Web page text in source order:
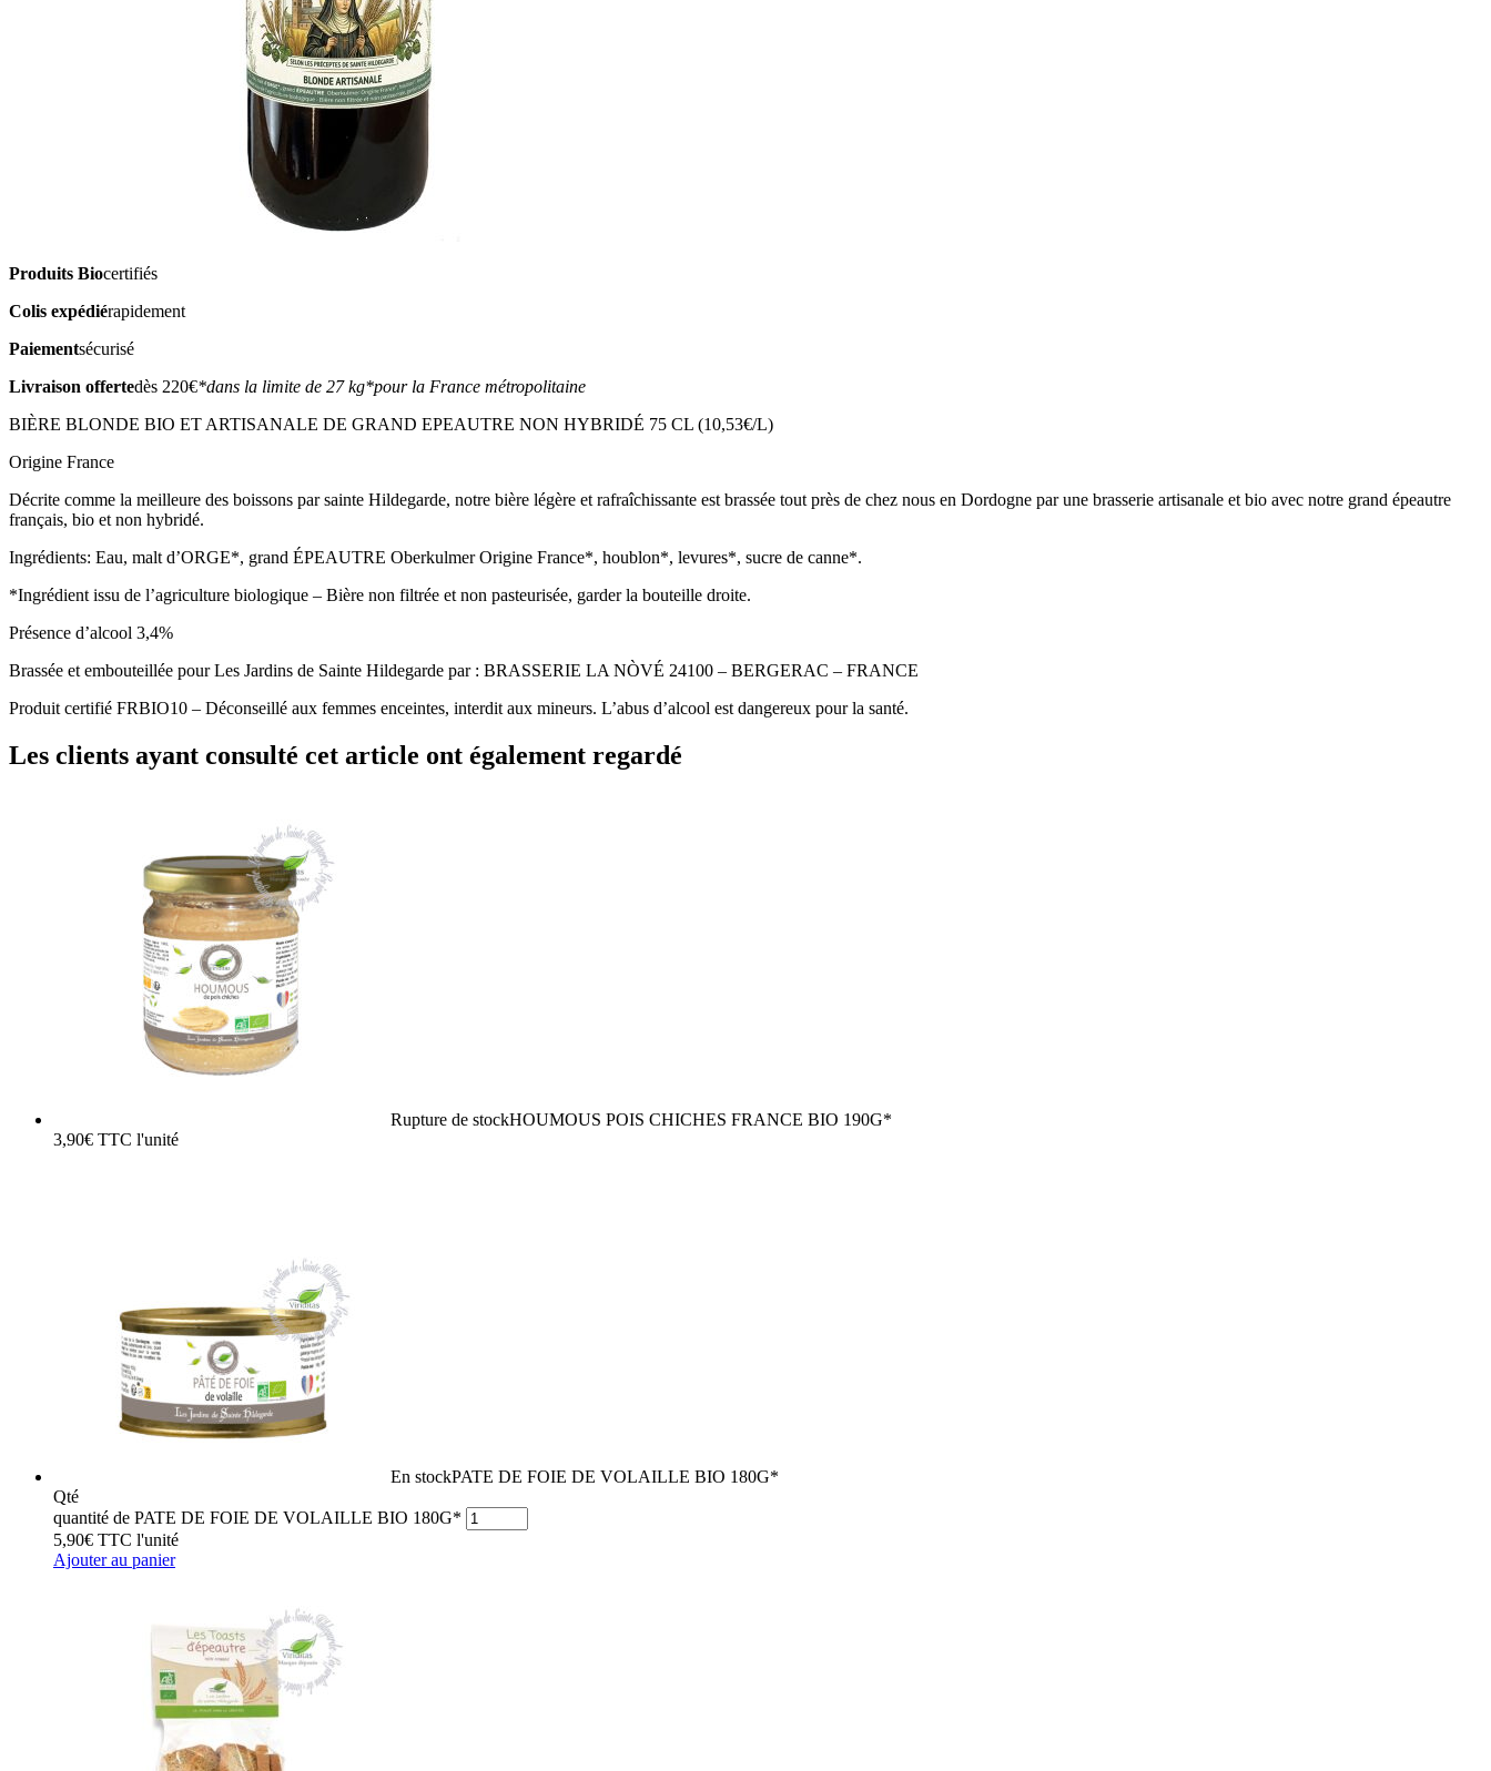
Produits Biocertifiés
Colis expédiérapidement
Paiementsécurisé
Livraison offertedès 220€*dans la limite de 27 kg*pour la France métropolitaine
BIÈRE BLONDE BIO ET ARTISANALE DE GRAND EPEAUTRE NON HYBRIDÉ 75 CL (10,53€/L)
Origine France
Décrite comme la meilleure des boissons par sainte Hildegarde, notre bière légère et rafraîchissante est brassée tout près de chez nous en Dordogne par une brasserie artisanale et bio avec notre grand épeautre
français, bio et non hybridé.
Ingrédients: Eau, malt d’ORGE*, grand ÉPEAUTRE Oberkulmer Origine France*, houblon*, levures*, sucre de canne*.
*Ingrédient issu de l’agriculture biologique – Bière non filtrée et non pasteurisée, garder la bouteille droite.
Présence d’alcool 3,4%
Brassée et embouteillée pour Les Jardins de Sainte Hildegarde par : BRASSERIE LA NÒVÉ 24100 – BERGERAC – FRANCE
Produit certifié FRBIO10 – Déconseillé aux femmes enceintes, interdit aux mineurs. L’abus d’alcool est dangereux pour la santé.
Les clients ayant consulté cet article ont également regardé
Rupture de stockHOUMOUS POIS CHICHES FRANCE BIO 190G*
3,90€ TTC l'unité
En stockPATE DE FOIE DE VOLAILLE BIO 180G*
Qté
quantité de PATE DE FOIE DE VOLAILLE BIO 180G*
5,90€ TTC l'unité
Ajouter au panier